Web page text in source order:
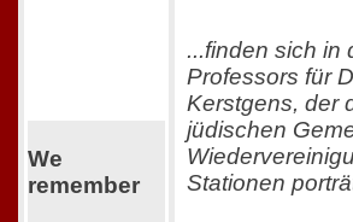
We
remember
...finden sich in
Professors für
Kerstgens, der
jüdischen
Stationen